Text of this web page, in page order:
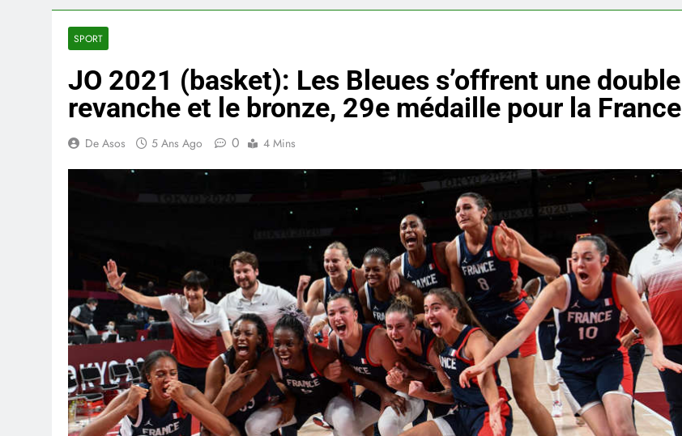
SPORT
JO 2021 (basket): Les Bleues s’offrent une double
revanche et le bronze, 29e médaille pour la France
De Asos 5 Ans Ago 0 4 Mins